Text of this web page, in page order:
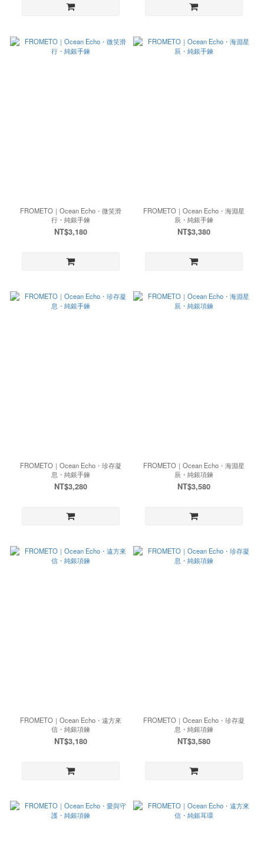
FROMETO｜Ocean Echo・微笑滑
行・純銀手鍊
NT$3,180
FROMETO｜Ocean Echo・海淵星
辰・純銀手鍊
NT$3,380
FROMETO｜Ocean Echo・珍存凝
息・純銀手鍊
NT$3,280
FROMETO｜Ocean Echo・海淵星
辰・純銀項鍊
NT$3,580
FROMETO｜Ocean Echo・遠方來
信・純銀項鍊
NT$3,180
FROMETO｜Ocean Echo・珍存凝
息・純銀項鍊
NT$3,580